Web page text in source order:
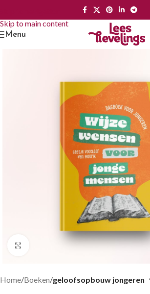
Skip to main content
Menu
Groter bekijken
Home Boeken geloofsopbouw jongeren